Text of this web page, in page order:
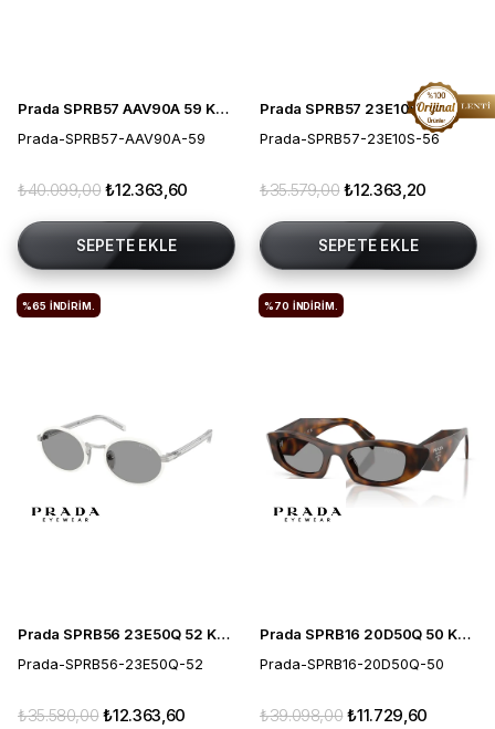
Prada SPRB57 AAV90A 59 Kadın Güneş Gözlüğü
Prada-SPRB57-AAV90A-59
₺12.363,60
₺40.099,00
SEPETE EKLE
Prada SPRB57 23E10S 56 Kadın Güneş Gözlüğü
Prada-SPRB57-23E10S-56
₺12.363,20
₺35.579,00
SEPETE EKLE
Prada SPRB56 23E50Q 52 Kadın Güneş Gözlüğü
Prada-SPRB56-23E50Q-52
₺12.363,60
₺35.580,00
%65 İNDIRIM.
Prada SPRB16 20D50Q 50 Kadın Güneş Gözlüğü
Prada-SPRB16-20D50Q-50
₺11.729,60
₺39.098,00
%70 İNDIRIM.